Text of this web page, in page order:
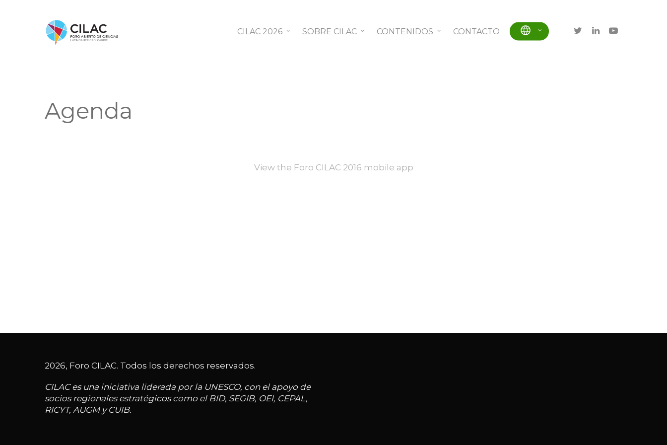
CILAC 2026 SOBRE CILAC CONTENIDOS CONTACTO
Agenda
View the Foro CILAC 2016 mobile app
2026, Foro CILAC. Todos los derechos reservados.
CILAC es una iniciativa liderada por la UNESCO, con el apoyo de
socios regionales estratégicos como el BID, SEGIB, OEI, CEPAL,
RICYT, AUGM y CUIB.